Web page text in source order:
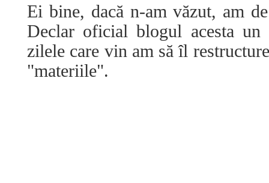
Ei bine, dacă n-am văzut, am
Declar oficial blogul acesta
zilele care vin am să îl
"materiile".